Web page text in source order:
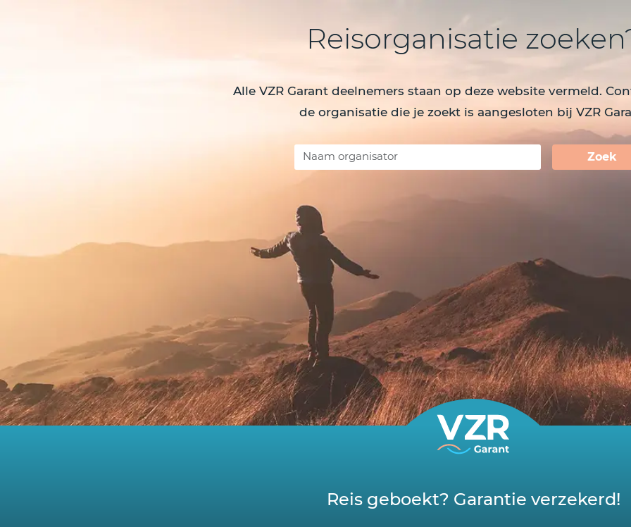
Reisorganisatie
Alle VZR Garant deelnemers staan op deze website vermeld.
de organisatie die je zoekt is aangesloten bij VZR
Zoek
Reis geboekt? Garantie verzekerd!